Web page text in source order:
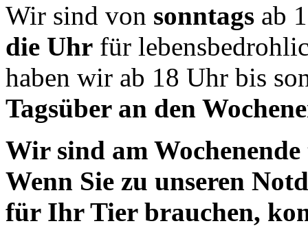
Wir sind von sonntags ab
die Uhr für
haben wir ab 18 Uhr bis
Tagsüber an den
Wir sind am
Wenn Sie zu unseren
für Ihr Tier brauchen,